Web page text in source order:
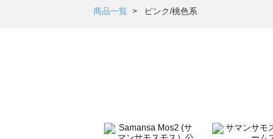
Samansa Mos2 Lagom（サマンサモスモス ラ
BETTY'S BLUE（べティーズブルー）の一覧
商品一覧 ピンク/桃色系